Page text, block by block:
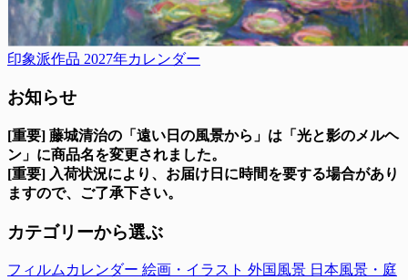
印象派作品 2027年カレンダー
お知らせ
[重要] 藤城清治の「遠い日の風景から」は「光と影のメルヘ
ン」に商品名を変更されました。
[重要] 入荷状況により、お届け日に時間を要する場合があり
ますので、ご了承下さい。
カテゴリーから選ぶ
フィルムカレンダー 絵画・イラスト 外国風景 日本風景・庭